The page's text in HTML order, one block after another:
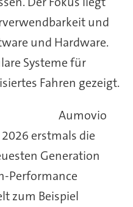
und
und Hardware.
Systeme für
Fahren gezeigt.
Aumovio
erstmals die
Generation
Performance
zum Beispiel